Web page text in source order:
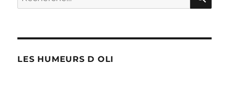
pour :
LES HUMEURS D OLI